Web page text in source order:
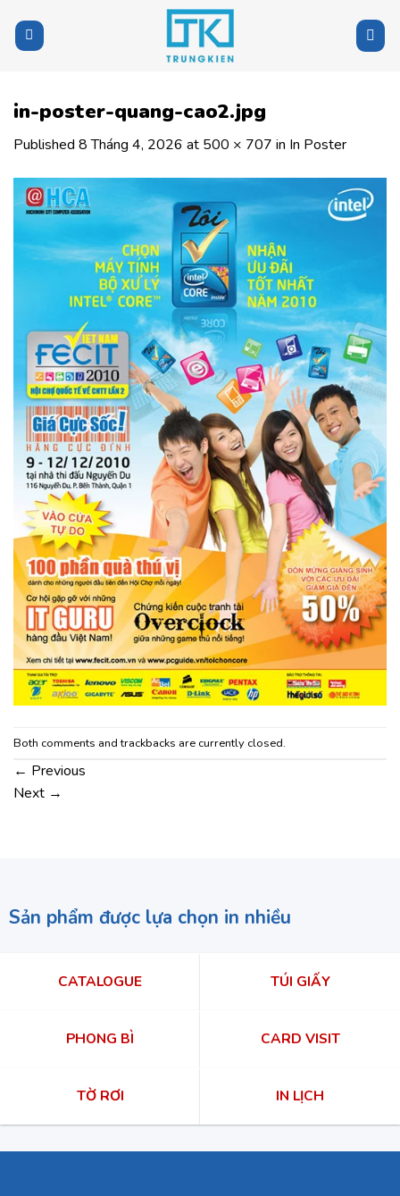
content
in-poster-quang-cao2.jpg
Published 8 Tháng 4, 2026 at 500 × 707 in In Poster
Both comments and trackbacks are currently closed.
← Previous
Next →
Sản phẩm được lựa chọn in nhiều
CATALOGUE TÚI GIẤY
PHONG BÌ CARD VISIT
TỜ RƠI IN LỊCH